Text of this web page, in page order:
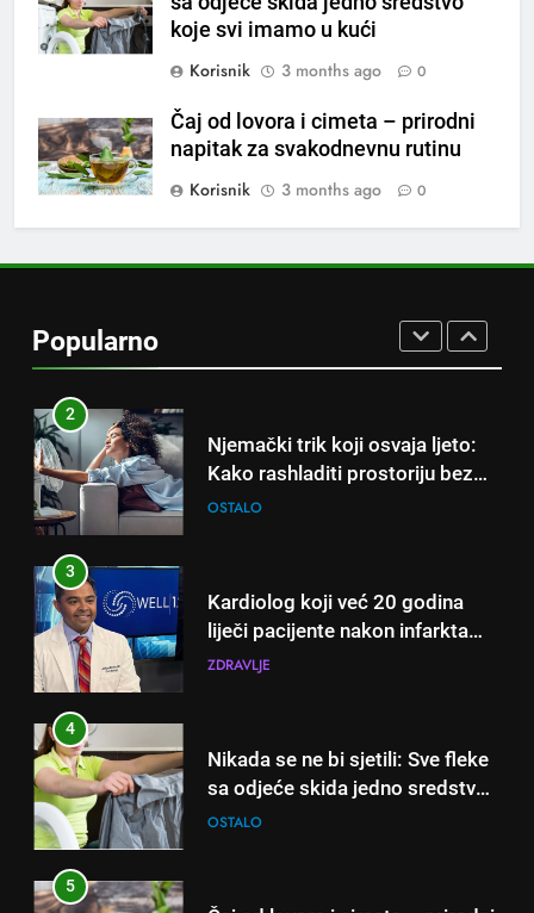
koje svi imamo u kući
Korisnik
3 months ago 0
Čaj od lovora i cimeta – prirodni
napitak za svakodnevnu rutinu
Korisnik
3 months ago 0
Popularno
kod šećerne bolesti
OSTALO
Samo 1 kašičica u litru vode i
čak će se i “suhi štap”
ukorijeniti! Stari vrtlarski trik koji
OSTALO
Kako rashladiti prostoriju bez
klime i velikih računa za struju!
3
Kardiolog koji već 20 godina
liječi pacijente nakon infarkta
otkrio: Ove 4 jutarnje navike
ZDRAVLJE
4
Nikada se ne bi sjetili: Sve fleke
sa odjeće skida jedno sredstvo
koje svi imamo u kući
OSTALO
5
Čaj od lovora i cimeta – prirodni
napitak za svakodnevnu rutinu
OSTALO
6